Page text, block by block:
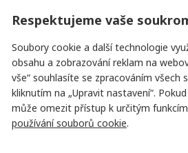
spínací frekvence
Respektujeme vaše
Soubory cookie a další technologie
obsahu a zobrazování reklam na
vše“ souhlasíte se zpracováním
kliknutím na „Upravit nastavení“.
může omezit přístup k určitým
používání souborů cookie.